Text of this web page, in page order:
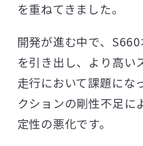
を重ねてきました。
開発が進む中で、
を引き出し、より高い
走行において課題にな
クションの剛性不足に
定性の悪化です。